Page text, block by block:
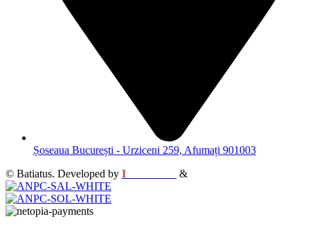
Șoseaua București - Urziceni 259, Afumați 901003
© Batiatus. Developed by I &